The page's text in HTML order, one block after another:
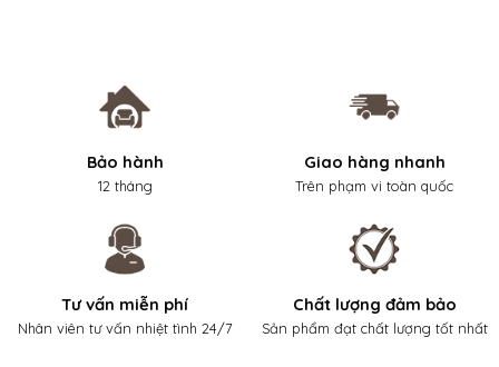
Bảo hành
12 tháng
Giao hàng nhanh
Trên phạm vi toàn quốc
Tư vấn miễn phí
Nhân viên tư vấn nhiệt tình 24/7
Chất lượng đảm bảo
Sản phẩm đạt chất lượng tốt nhất